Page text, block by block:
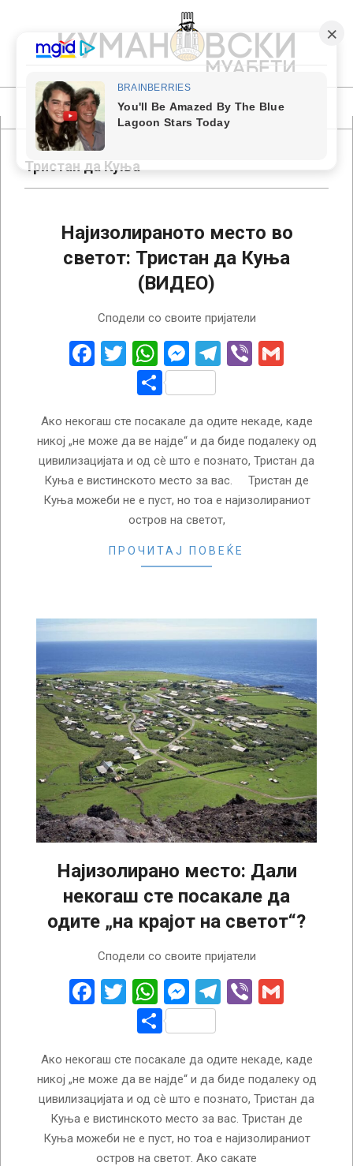
content
КУМАНОВСКИ
МУАБЕТИ
Primary
Navigation
MenuТристан да Куња
Најизолираното место во
светот: Тристан да Куња
(ВИДЕО)
Сподели со своите пријатели
Facebook
Twitter
WhatsApp
Messenger
Telegram
Viber
Share
Ако некогаш сте посакале да одите некаде, каде
никој „не може да ве најде“ и да биде подалеку од
цивилизацијата и од сè што е познато, Тристан да
Куња е вистинското место за вас. Тристан де
Куња можеби не е пуст, но тоа е најизолираниот
остров на светот,
ПРОЧИТАЈ ПОВЕЌЕ
Најизолирано место: Дали
некогаш сте посакале да
одите „на крајот на светот“?
Сподели со своите пријатели
Facebook
Twitter
WhatsApp
Messenger
Telegram
Viber
Share
Ако некогаш сте посакале да одите некаде, каде
никој „не може да ве најде“ и да биде подалеку од
цивилизацијата и од сè што е познато, Тристан да
Куња е вистинското место за вас. Тристан де
Куња можеби не е пуст, но тоа е најизолираниот
остров на светот. Ако сакате